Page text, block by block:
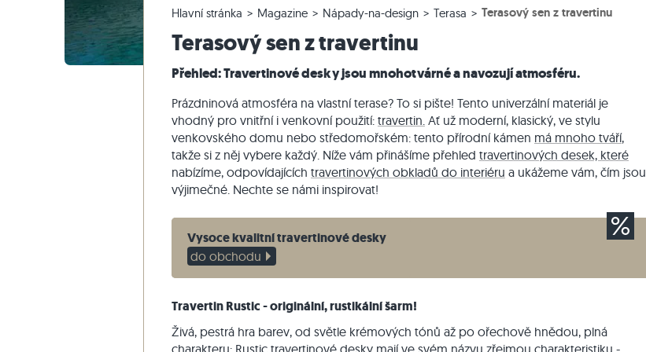
Křemencové dlažby
Mramorové dlažby
Starožitné dlažby
Béžové dlažby
Šedé dlažby
Vápencové venkovní dlažby
Mramorové venkovní dlažby
Křemenné venkovní dlažby
Čedičové venkovní dlažby
Polygonální venkovní dlažby
Béžová terasová dlažby
Šedé terasové dlažby
Dlažební kostky vápenec
Schodišťové bloky z ruly
Schodišťové bloky z vápence
Zdicí kámen travertin
Reklamace a změna objednávky
Změna a zrušení objednávky
Vzorové odeslání
Panoramatická prohlídka
Zahradní design
Styly bydlení
Mramor
Quartzite
Travertin
Hlavní stránka Magazine Nápady-na-design Terasa Terasový sen z travertinu
Terasový sen z travertinu
Přehled: Travertinové desky jsou mnohotvárné a navozují atmosféru.
Prázdninová atmosféra na vlastní terase? To si pište! Tento univerzální materiál je
vhodný pro vnitřní i venkovní použití: travertin. Ať už moderní, klasický, ve stylu
venkovského domu nebo středomořském: tento přírodní kámen má mnoho tváří,
takže si z něj vybere každý. Níže vám přinášíme přehled travertinových desek, které
nabízíme, odpovídajících travertinových obkladů do interiéru a ukážeme vám, čím jsou
výjimečné. Nechte se námi inspirovat!
Vysoce kvalitní travertinové desky
do obchodu
Travertin Rustic - originální, rustikální šarm!
Živá, pestrá hra barev, od světle krémových tónů až po ořechově hnědou, plná
charakteru: Rustic travertinové desky majíve svém názvu zřejmou charakteristiku -